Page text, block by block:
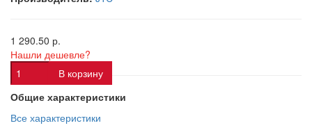
1 290.50 р.
Нашли дешевле?
В корзину
Общие характеристики
Все характеристики